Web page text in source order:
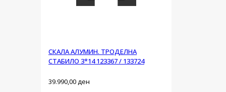
СКАЛА АЛУМИН. ТРОДЕЛНА
СТАБИЛО 3*14 123367 / 133724
39.990,00ден